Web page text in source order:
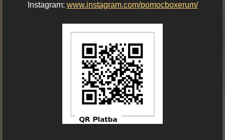
Instagram: www.instagram.com/pomocboxerum/